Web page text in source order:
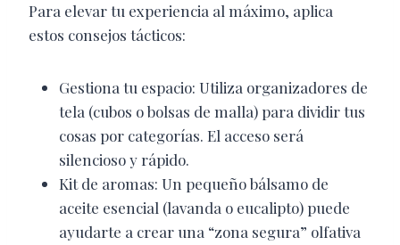
Para elevar tu experiencia al máximo, aplica
estos consejos tácticos:
Gestiona tu espacio: Utiliza organizadores de
tela (cubos o bolsas de malla) para dividir tus
cosas por categorías. El acceso será
silencioso y rápido.
Kit de aromas: Un pequeño bálsamo de
aceite esencial (lavanda o eucalipto) puede
ayudarte a crear una “zona segura” olfativa